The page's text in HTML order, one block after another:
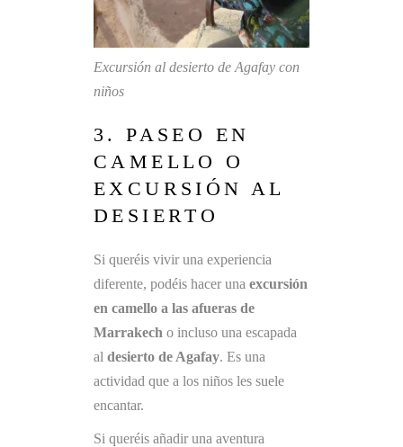
Excursión al desierto de Agafay con
niños
3. PASEO EN
CAMELLO O
EXCURSIÓN AL
DESIERTO
Si queréis vivir una experiencia
diferente, podéis hacer una excursión
en camello a las afueras de
Marrakech o incluso una escapada
al desierto de Agafay. Es una
actividad que a los niños les suele
encantar.
Si queréis añadir una aventura